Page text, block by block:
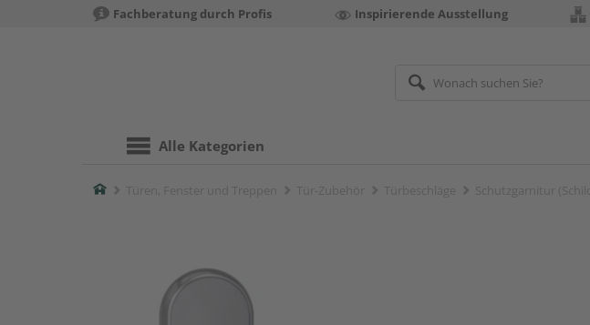
Fachberatung durch Profis Inspirierende Ausstellung
Alle Kategorien
Home